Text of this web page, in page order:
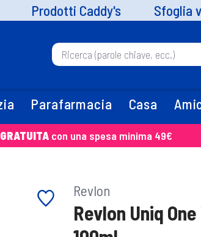
Prodotti Caddy's Sfoglia
Parafarmacia Casa
con una spesa minima 49€
Revlon
Revlon Uniq